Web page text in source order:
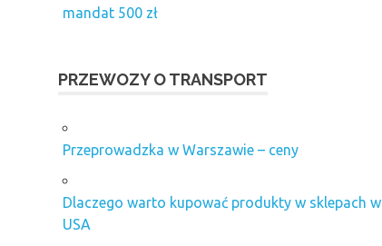
mandat 500 zł
PRZEWOZY O TRANSPORT
Przeprowadzka w Warszawie – ceny
Dlaczego warto kupować produkty w sklepach w
USA